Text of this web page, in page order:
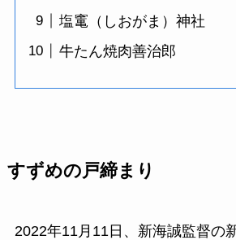
塩竃（しおがま）神社
牛たん焼肉善治郎
すずめの戸締まり
2022年11月11日、新海誠監督の